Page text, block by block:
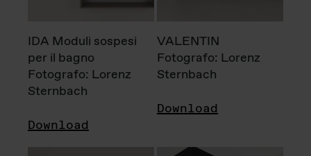
IDA Moduli sospesi
per il bagno
Fotografo: Lorenz
Sternbach
Download
VALENTIN
Fotografo: Lorenz
Sternbach
Download